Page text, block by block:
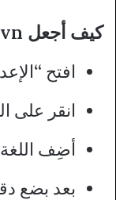
كيف أجعل vn عربي؟
افتح
انقر على
أضِف اللغة
بعد بضع